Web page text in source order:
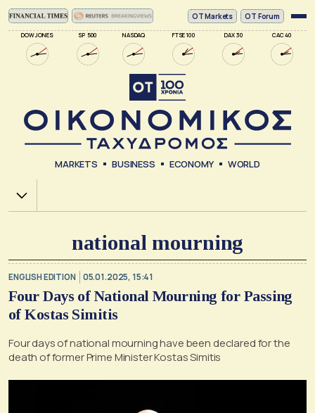
DOW JONES SP 500 NASDAQ FTSE 100 DAX 30 CAC 40
ΟΤ Markets OT Forum
MARKETS BUSINESS ECONOMY WORLD
Χ.Α.
national mourning
ENGLISH EDITION 05.01.2025, 15:41
Four Days of National Mourning for Passing
of Kostas Simitis
Four days of national mourning have been declared for the
death of former Prime Minister Kostas Simitis